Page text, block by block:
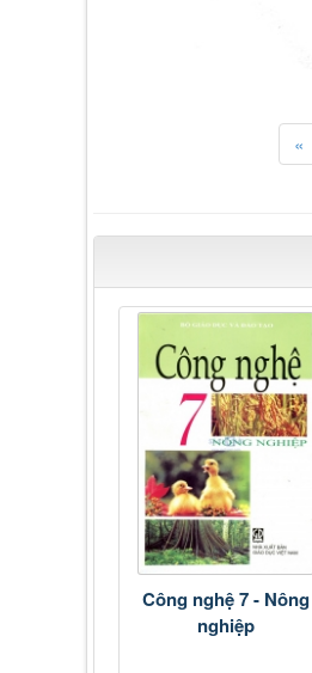
«
Công nghệ 7 - Nông
nghiệp